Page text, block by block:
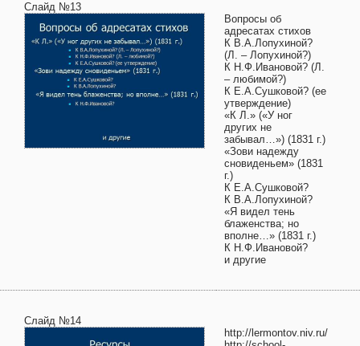
Слайд №13
Вопросы об
адресатах стихов
К В.А.Лопухиной?
(Л. – Лопухиной?)
К Н.Ф.Ивановой? (Л.
– любимой?)
К Е.А.Сушковой? (ее
утверждение)
«К Л.» («У ног
других не
забывал…») (1831 г.)
«Зови надежду
сновиденьем» (1831
г.)
К Е.А.Сушковой?
К В.А.Лопухиной?
«Я видел тень
блаженства; но
вполне…» (1831 г.)
К Н.Ф.Ивановой?
и другие
Слайд №14
http://lermontov.niv.ru/